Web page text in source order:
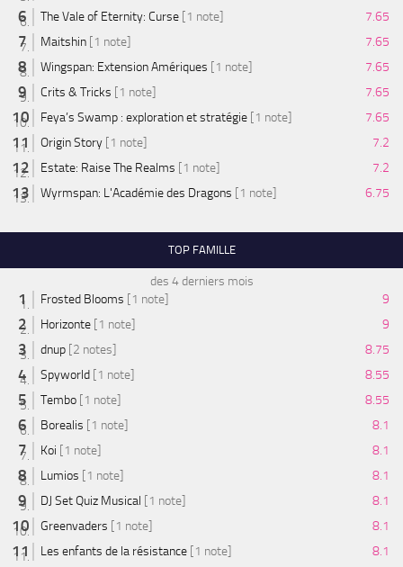
The Vale of Eternity: Curse [1 note]
7.65
Maitshin [1 note]
7.65
Wingspan: Extension Amériques [1 note]
7.65
Crits & Tricks [1 note]
7.65
Feya’s Swamp : exploration et stratégie [1 note]
7.65
Origin Story [1 note]
7.2
Estate: Raise The Realms [1 note]
7.2
Wyrmspan: L'Académie des Dragons [1 note] 6.75
TOP FAMILLE
des 4 derniers mois
Frosted Blooms [1 note]
9
Horizonte [1 note]
9
dnup [2 notes]
8.75
Spyworld [1 note]
8.55
Tembo [1 note]
8.55
Borealis [1 note]
8.1
Koi [1 note]
8.1
Lumios [1 note]
8.1
DJ Set Quiz Musical [1 note]
8.1
Greenvaders [1 note]
8.1
Les enfants de la résistance [1 note]
8.1